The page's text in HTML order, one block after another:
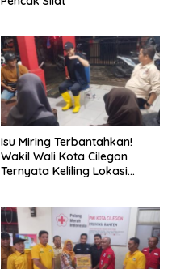
Isu Miring Terbantahkan!
Wakil Wali Kota Cilegon
Ternyata Keliling Lokasi